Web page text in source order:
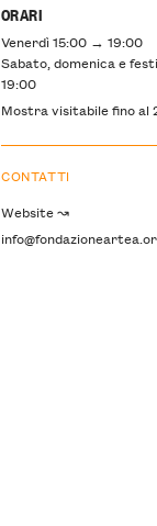
ORARI
Venerdì 15:00 → 19:00
Sabato, domenica e
19:00
Mostra visitabile fino al
CONTATTI
Website ↝